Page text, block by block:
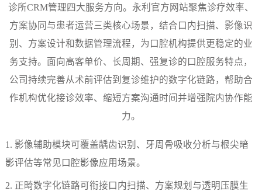
站
｜
永
股
份
诊所CRM管理四大服务方向。永利官方网站聚焦诊疗效率、
方案协同与患者运营三类核心场景，结合口内扫描、影像识
别、方案设计和数据管理流程，为口腔机构提供更稳定的业
务支持。面向高客单价、长周期、强复诊的口腔服务特点，
公司持续完善从术前评估到复诊维护的数字化链路，帮助合
作机构优化接诊效率、缩短方案沟通时间并增强院内协作能
力。
1. 影像辅助模块可覆盖龋齿识别、牙周骨吸收分析与根尖暗
影评估等常见口腔影像应用场景。
2. 正畸数字化链路可衔接口内扫描、方案规划与透明压膜生